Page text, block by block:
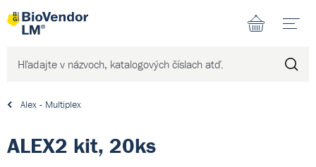
Alex - Multiplex
ALEX2 kit, 20ks